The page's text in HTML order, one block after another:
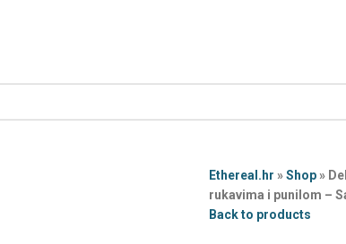
Ethereal.hr »Shop»
rukavima i punilom –
Back to products